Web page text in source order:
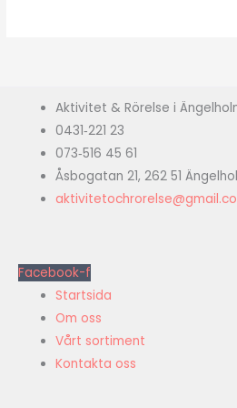
Aktivitet & Rörelse i
0431‑221 23
073‑516 45 61
Åsbogatan 21, 262 51
Facebook-f
Startsida
Om oss
Vårt sortiment
Kontakta oss